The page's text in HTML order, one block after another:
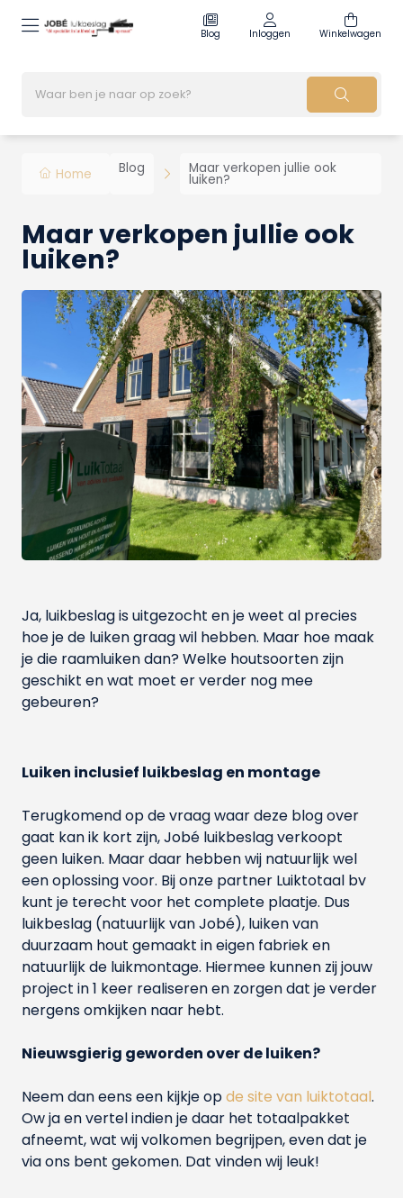
Blog Inloggen Winkelwagen
Home Blog Maar verkopen jullie ook
luiken?
Maar verkopen jullie ook
luiken?
Ja, luikbeslag is uitgezocht en je weet al precies
hoe je de luiken graag wil hebben. Maar hoe maak
je die raamluiken dan? Welke houtsoorten zijn
geschikt en wat moet er verder nog mee
gebeuren?
Luiken inclusief luikbeslag en montage
Terugkomend op de vraag waar deze blog over
gaat kan ik kort zijn, Jobé luikbeslag verkoopt
geen luiken. Maar daar hebben wij natuurlijk wel
een oplossing voor. Bij onze partner Luiktotaal bv
kunt je terecht voor het complete plaatje. Dus
luikbeslag (natuurlijk van Jobé), luiken van
duurzaam hout gemaakt in eigen fabriek en
natuurlijk de luikmontage. Hiermee kunnen zij jouw
project in 1 keer realiseren en zorgen dat je verder
nergens omkijken naar hebt.
Nieuwsgierig geworden over de luiken?
Neem dan eens een kijkje opde site van luiktotaal.
Ow ja en vertel indien je daar het totaalpakket
afneemt, wat wij volkomen begrijpen, even dat je
via ons bent gekomen. Dat vinden wij leuk!